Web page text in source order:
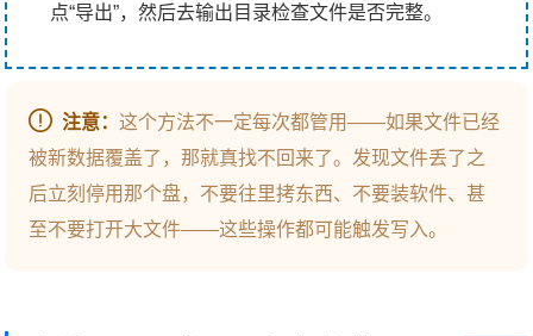
点“导出”，然后去输出目录检查文件是否完整。
注意：这个方法不一定每次都管用——如果文件已经
被新数据覆盖了，那就真找不回来了。发现文件丢了之
后立刻停用那个盘，不要往里拷东西、不要装软件、甚
至不要打开大文件——这些操作都可能触发写入。